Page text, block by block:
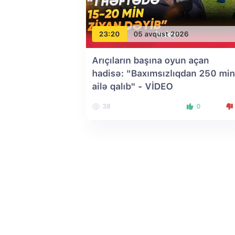
23:20 05 avqust 2026
Arıçıların başına oyun açan
hadisə: "Baxımsızlıqdan 250 min
ailə qalıb" - VİDEO
38 0